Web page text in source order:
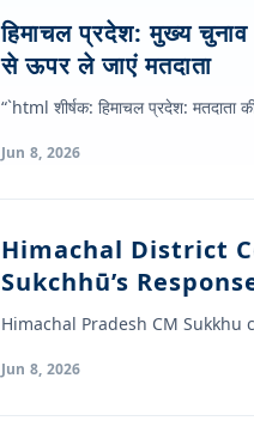
हिमाचल प्रदेश: मुख्य
से ऊपर ले जाएं मतदाता
“`html शीर्षक: हिमाचल प्रदेश: मतदाता
Jun 8, 2026
Himachal District
Sukchhū’s
Himachal Pradesh CM
Jun 8, 2026